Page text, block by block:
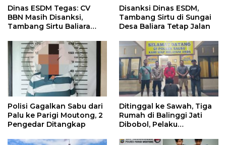
Dinas ESDM Tegas: CV
BBN Masih Disanksi,
Tambang Sirtu Baliara
Disanksi Dinas ESDM,
Tambang Sirtu di Sungai
Desa Baliara Tetap Jalan
Polisi Gagalkan Sabu dari
Palu ke Parigi Moutong, 2
Pengedar Ditangkap
Ditinggal ke Sawah, Tiga
Rumah di Balinggi Jati
Dibobol, Pelaku